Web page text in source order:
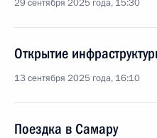
29 сентября 2025 года, 15:30
Открытие
13 сентября 2025 года, 16:10
Поездка в Самару